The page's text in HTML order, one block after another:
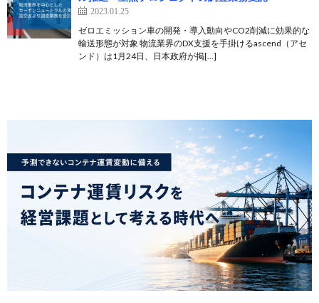
2023.01.25
ゼロエミッション車の開発・導入動向やCO2削減に効果的な
輸送形態が対象 物流業界のDX支援を手掛けるascend（アセ
ンド）は1月24日、日本政府が掲[…]